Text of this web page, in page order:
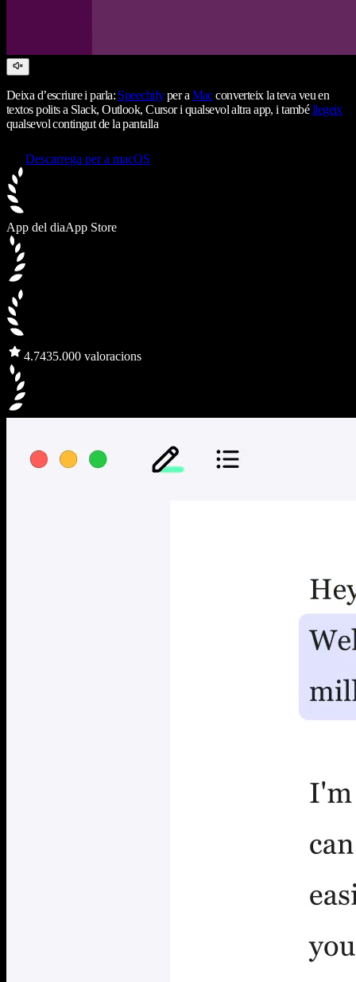
Deixa d’escriure i parla: Speechifyper a Macconverteix la teva veu en
textos polits a Slack, Outlook, Cursor i qualsevol altra app, i tambéllegeix
qualsevol contingut de la pantalla
Descarrega per a macOS
App del diaApp Store
4.7435.000 valoracions